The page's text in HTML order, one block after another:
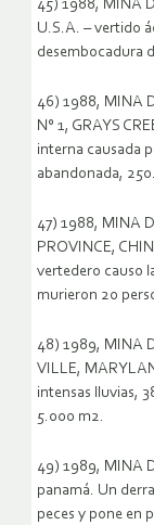
45) 1988, MINA
U.S.A. – vertido
desembocadura
46) 1988, MINA
N° 1, GRAYS
interna causada
abandonada,
47) 1988, MINA
PROVINCE,
vertedero causo
murieron 20
48) 1989, MINA
VILLE,
intensas lluvias,
5.000 m2.
49) 1989, MINA
panamá. Un
peces y pone en